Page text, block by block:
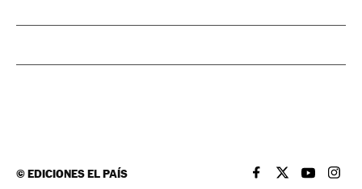
©EDICIONES EL PAÍS EL PAÍS BRASIL EN
EL PAÍSEL PAÍS
EL